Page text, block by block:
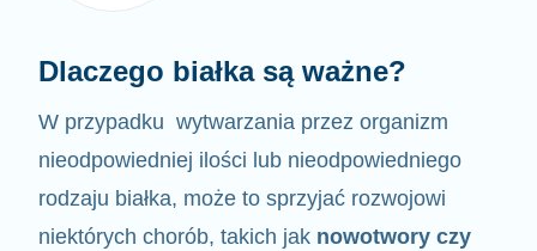
Dlaczego białka są ważne?
W przypadku wytwarzania przez organizm
nieodpowiedniej ilości lub nieodpowiedniego
rodzaju białka, może to sprzyjać rozwojowi
niektórych chorób, takich jak nowotwory czy